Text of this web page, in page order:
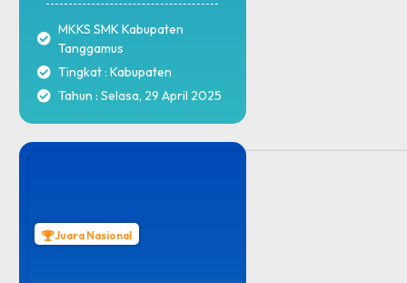
MKKS SMK Kabupaten
Tanggamus
Tingkat : Kabupaten
Tahun : Selasa, 29 April 2025
Juara Nasional